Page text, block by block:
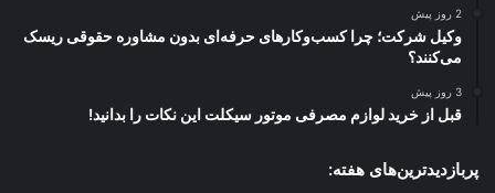
انبوهی از کارشناسان و مدیران سازمان کسانی
هستند که از یک مجموعه و دانشگاه فارغ‌التحصیل
شده و برای خدمات فرهنگی به فرهنگسراها
مراجعه کرده‌اند و آرام آرام در فرهنگسراها،
نگارخانه‌ها، خانه‌های فرهنگ، موزه‌ها و کتابخانه‌ها
2 روز پیش
وکیل شرکت؛ چرا کسب‌وکارهای حرفه‌ای بدون مشاوره حقوقی ریسک
می‌کنند؟
3 روز پیش
قبل از خرید لوازم مصرفی موتور سیکلت این نکات را بدانید!
پربازدیدترین‌های هفته: